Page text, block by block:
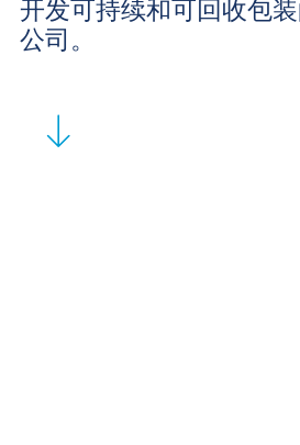
开发可持续和可回收包
公司。